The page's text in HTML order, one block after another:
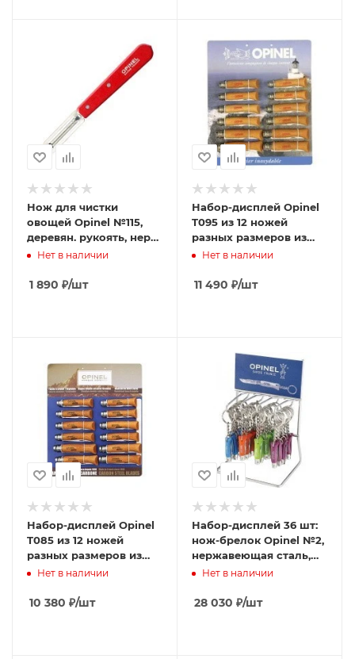
Нож для чистки
овощей Opinel №115,
деревян. рукоять, нерж.
сталь, красный,
Нет в наличии
1 890 ₽/шт
Набор-дисплей Opinel
T095 из 12 ножей
разных размеров из
нержав стали, 000938
Нет в наличии
11 490 ₽/шт
Набор-дисплей Opinel
T085 из 12 ножей
разных размеров из
углеродистой стали,
Нет в наличии
10 380 ₽/шт
Набор-дисплей 36 шт:
нож-брелок Opinel №2,
нержавеющая сталь,
голубой/оранжевый/
001428
Нет в наличии
28 030 ₽/шт